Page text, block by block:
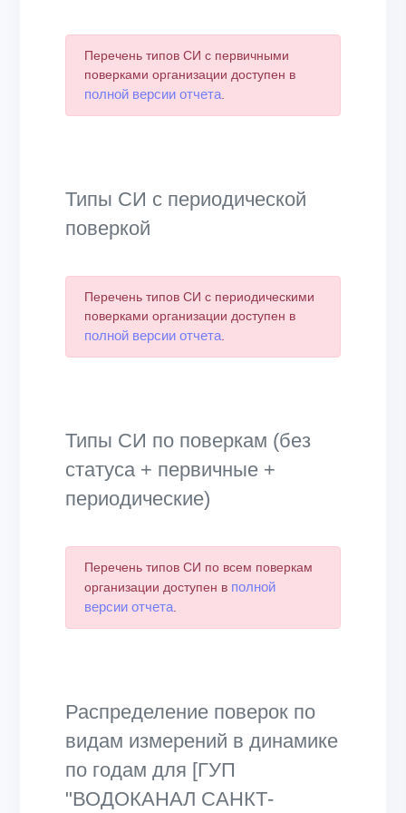
Перечень типов СИ с первичными
поверками организации доступен в
полной версии отчета.
Типы СИ с периодической
поверкой
Перечень типов СИ с периодическими
поверками организации доступен в
полной версии отчета.
Типы СИ по поверкам (без
статуса + первичные +
периодические)
Перечень типов СИ по всем поверкам
организации доступен в полной
версии отчета.
Распределение поверок по
видам измерений в динамике
по годам для [ГУП
"ВОДОКАНАЛ САНКТ-